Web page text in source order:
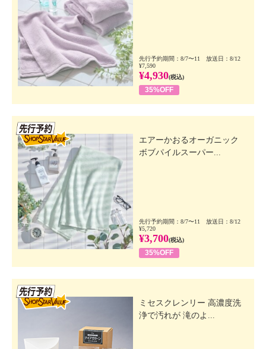
先行予約期間：8/7〜11 放送日：8/12
¥7,590
¥4,930(税込)
35%OFF
エアーかおるオーガニック
ボブパイルスーパー...
先行予約期間：8/7〜11 放送日：8/12
¥5,720
¥3,700(税込)
35%OFF
ミセスクレンリー 高濃度洗
浄で汚れが 滝のよ...